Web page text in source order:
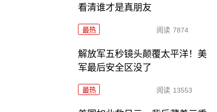
看清谁才是真朋友
最热 阅读 7874
解放军五秒镜头颠覆太平洋！美
军最后安全区没了
最热 阅读 13553